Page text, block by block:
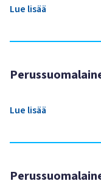
Lue lisää
Lue lisää